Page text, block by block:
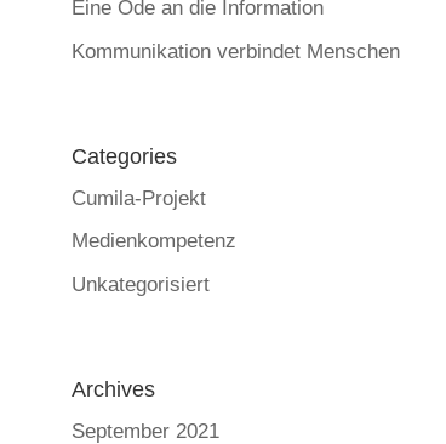
Eine Ode an die Information
Kommunikation verbindet Menschen
Categories
Cumila-Projekt
Medienkompetenz
Unkategorisiert
Archives
September 2021